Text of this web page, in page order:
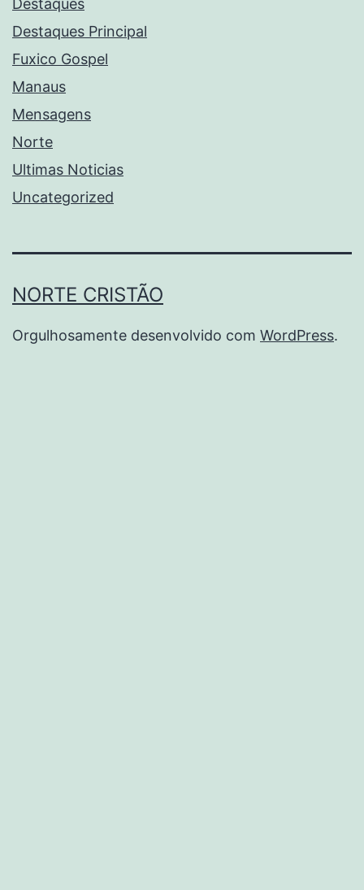
Destaques
Destaques Principal
Fuxico Gospel
Manaus
Mensagens
Norte
Ultimas Noticias
Uncategorized
NORTE CRISTÃO
Orgulhosamente desenvolvido com WordPress.